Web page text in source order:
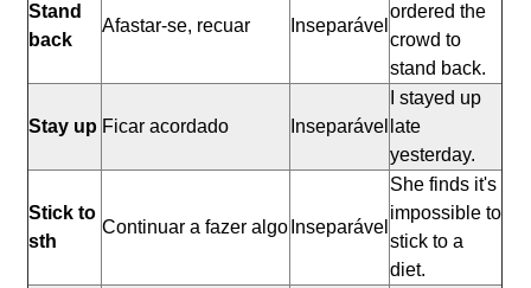
Stand
back
Afastar-se, recuar Inseparável
ordered the
crowd to
stand back.
Stay up Ficar acordado Inseparável
I stayed up
late
yesterday.
Stick to
sth
Continuar a fazer algo Inseparável
She finds it's
impossible to
stick to a
diet.